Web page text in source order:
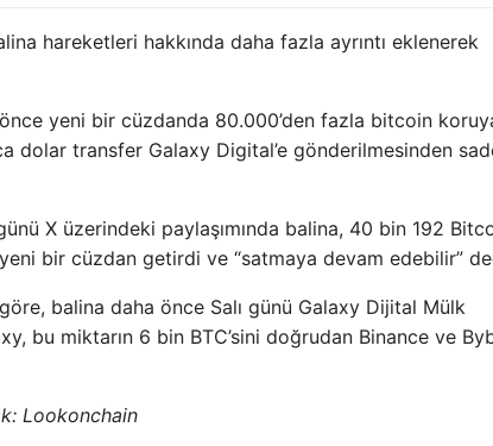
hareketleri hakkında daha fazla ayrıntı eklenerek
yeni bir cüzdanda 80.000’den fazla bitcoin
dolar transfer Galaxy Digital’e gönderilmesinden
X üzerindeki paylaşımında balina, 40 bin 192
bir cüzdan getirdi ve “satmaya devam edebilir”
balina daha önce Salı günü Galaxy Dijital Mülk
bu miktarın 6 bin BTC’sini doğrudan Binance ve
Lookonchain